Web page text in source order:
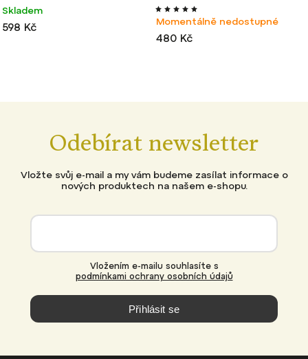
Momentálně nedostupné
Skladem
618 Kč
Odebírat newsletter
Vložte svůj e-mail a my vám budeme zasílat informace o
nových produktech na našem e-shopu.
podmínkami ochrany osobních údajů
Přihlásit se